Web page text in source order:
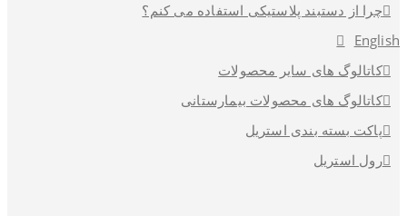
چرا از دستبند پلاستیکی استفاده می کنم؟
English
کاتالوگ های سایر محصولات
کاتالوگ های محصولات بیمارستانی
پاکت بسته بندی استریل
رول استریل